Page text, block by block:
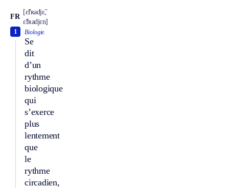
FR
[ɛ̃fʀadjɛ̃,
ɛ̃fʀadjɛn]
Biologie.
Se
dit
d’un
rythme
biologique
qui
s’exerce
plus
lentement
que
le
rythme
circadien,
1